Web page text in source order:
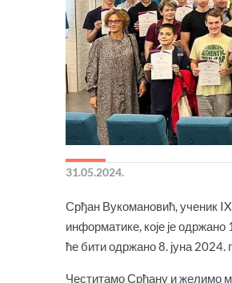
31.05.2024.
Срђан Вукомановић, ученик
информатике, које је
ће бити одржано 8. јуна 2024.
Честитамо Срђану и желимо